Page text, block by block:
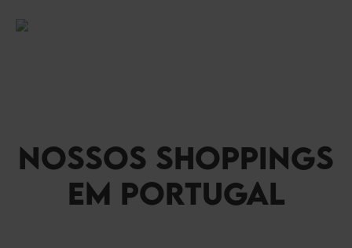
NOSSOS SHOPPINGS
EM PORTUGAL